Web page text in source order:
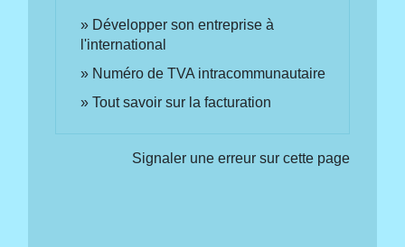
Développer son entreprise à
l'international
Numéro de TVA intracommunautaire
Tout savoir sur la facturation
Signaler une erreur sur cette page